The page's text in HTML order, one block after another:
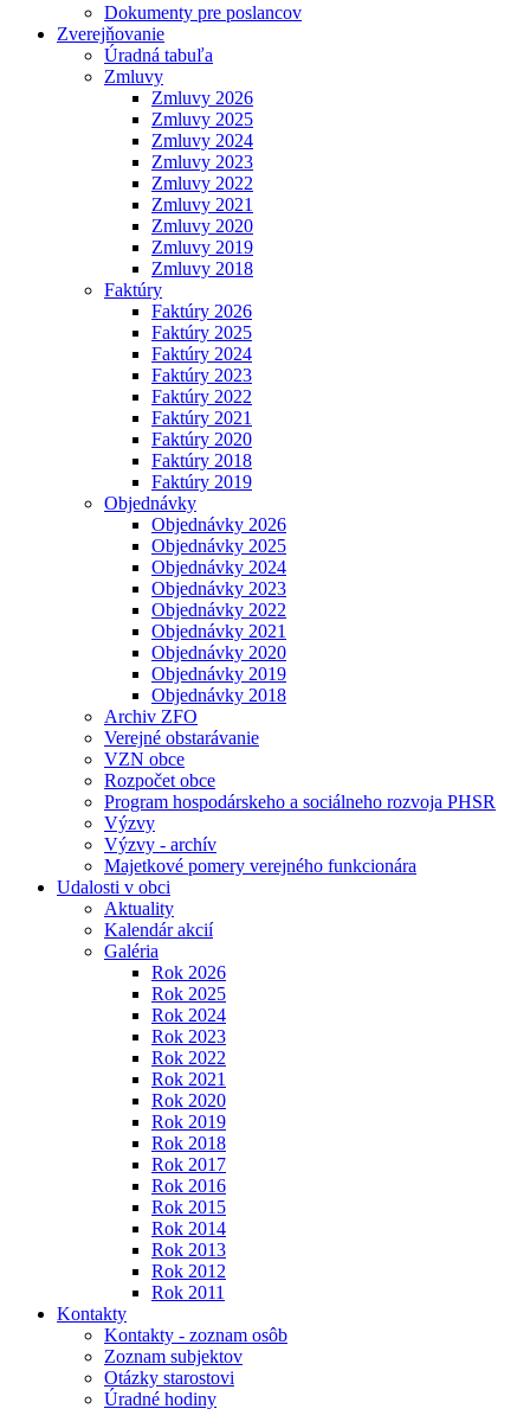
Dokumenty pre poslancov
Zverejňovanie
Úradná tabuľa
Zmluvy
Zmluvy 2026
Zmluvy 2025
Zmluvy 2024
Zmluvy 2023
Zmluvy 2022
Zmluvy 2021
Zmluvy 2020
Zmluvy 2019
Zmluvy 2018
Faktúry
Faktúry 2026
Faktúry 2025
Faktúry 2024
Faktúry 2023
Faktúry 2022
Faktúry 2021
Faktúry 2020
Faktúry 2018
Faktúry 2019
Objednávky
Objednávky 2026
Objednávky 2025
Objednávky 2024
Objednávky 2023
Objednávky 2022
Objednávky 2021
Objednávky 2020
Objednávky 2019
Objednávky 2018
Archiv ZFO
Verejné obstarávanie
VZN obce
Rozpočet obce
Program hospodárskeho a sociálneho rozvoja PHSR
Výzvy
Výzvy - archív
Majetkové pomery verejného funkcionára
Udalosti v obci
Aktuality
Kalendár akcií
Galéria
Rok 2026
Rok 2025
Rok 2024
Rok 2023
Rok 2022
Rok 2021
Rok 2020
Rok 2019
Rok 2018
Rok 2017
Rok 2016
Rok 2015
Rok 2014
Rok 2013
Rok 2012
Rok 2011
Kontakty
Kontakty - zoznam osôb
Zoznam subjektov
Otázky starostovi
Úradné hodiny